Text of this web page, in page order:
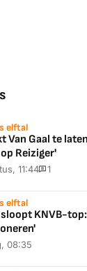
elftal
Van Gaal te
Reiziger'
11:44 1
elftal
KNVB-
08:35